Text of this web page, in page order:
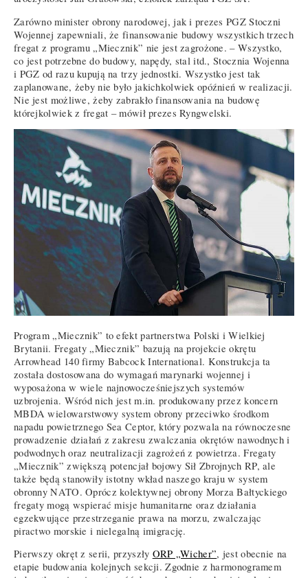
Zarówno minister obrony narodowej, jak i prezes PGZ Stoczni
Wojennej zapewniali, że finansowanie budowy wszystkich trzech
fregat z programu „Miecznik” nie jest zagrożone. – Wszystko,
co jest potrzebne do budowy, napędy, stal itd., Stocznia Wojenna
i PGZ od razu kupują na trzy jednostki. Wszystko jest tak
zaplanowane, żeby nie było jakichkolwiek opóźnień w realizacji.
Nie jest możliwe, żeby zabrakło finansowania na budowę
którejkolwiek z fregat – mówił prezes Ryngwelski.
Program „Miecznik” to efekt partnerstwa Polski i Wielkiej
Brytanii. Fregaty „Miecznik” bazują na projekcie okrętu
Arrowhead 140 firmy Babcock International. Konstrukcja ta
została dostosowana do wymagań marynarki wojennej i
wyposażona w wiele najnowocześniejszych systemów
uzbrojenia. Wśród nich jest m.in. produkowany przez koncern
MBDA wielowarstwowy system obrony przeciwko środkom
napadu powietrznego Sea Ceptor, który pozwala na równoczesne
prowadzenie działań z zakresu zwalczania okrętów nawodnych i
podwodnych oraz neutralizacji zagrożeń z powietrza. Fregaty
„Miecznik” zwiększą potencjał bojowy Sił Zbrojnych RP, ale
także będą stanowiły istotny wkład naszego kraju w system
obronny NATO. Oprócz kolektywnej obrony Morza Bałtyckiego
fregaty mogą wspierać misje humanitarne oraz działania
egzekwujące przestrzeganie prawa na morzu, zwalczając
piractwo morskie i nielegalną imigrację.
Pierwszy okręt z serii, przyszły ORP „Wicher”, jest obecnie na
etapie budowania kolejnych sekcji. Zgodnie z harmonogramem